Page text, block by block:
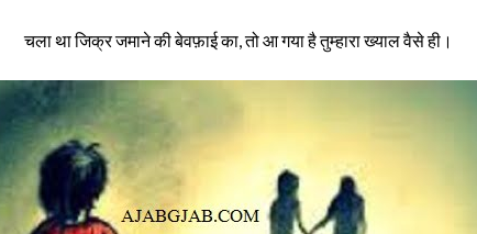
चला था जिक्र जमाने की बेवफ़ाई का, तो आ गया है तुम्हारा ख्याल वैसे ही।